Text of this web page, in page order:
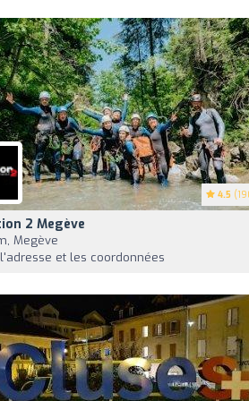
4.5
2 Megève
Megève
et les coordonnées